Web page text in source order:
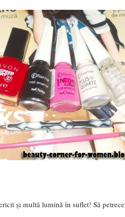
și multă lumină în suflet! Să